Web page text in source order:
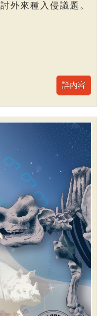
外來種入侵議題。